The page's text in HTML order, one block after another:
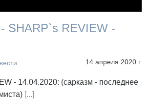
SHARP`s REVIEW -
14 апреля 2020 г.
- 14.04.2020: (сарказм - последнее
[...]